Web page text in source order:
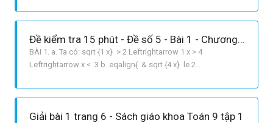
} } right. cr & Leftrightarrow x = 1. cr} Ta có thể xét điều kiệ
Đề kiểm tra 15 phút - Đề số 5 - Bài 1 - Chương 1 - Đại số 9
BÀI 1. a. Ta có: sqrt {1 x} > 2 Leftrightarrow 1 x > 4
Leftrightarrow x < 3 b. eqalign{ & sqrt {4 x} le 2
{4 x ge 0} cr {4 x le 4} cr } } right. Leftrightarrow left{
Giải bài 1 trang 6 - Sách giáo khoa Toán 9 tập 1